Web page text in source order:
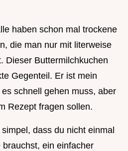
haben schon mal trockene
die man nur mit literweise
Dieser Buttermilchkuchen
Gegenteil. Er ist mein
schnell gehen muss, aber
Rezept fragen sollen.
dass du nicht einmal
ein einfacher